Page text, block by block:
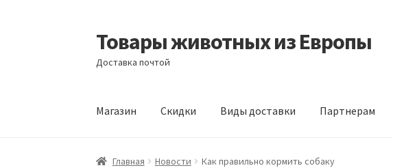
Перейти
к
навигации
Перейти
к
содержимому
Товары животных из Европы
Доставка почтой
Магазин Скидки Виды доставки Партнерам
Главная Виды доставки Заказать доставку корма из Германии
Главная Новости Как правильно кормить собаку